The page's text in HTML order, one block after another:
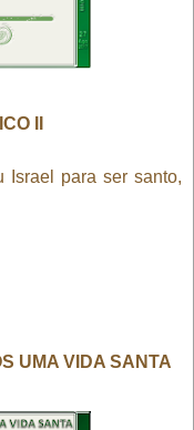
II
Israel para ser santo,
UMA VIDA SANTA